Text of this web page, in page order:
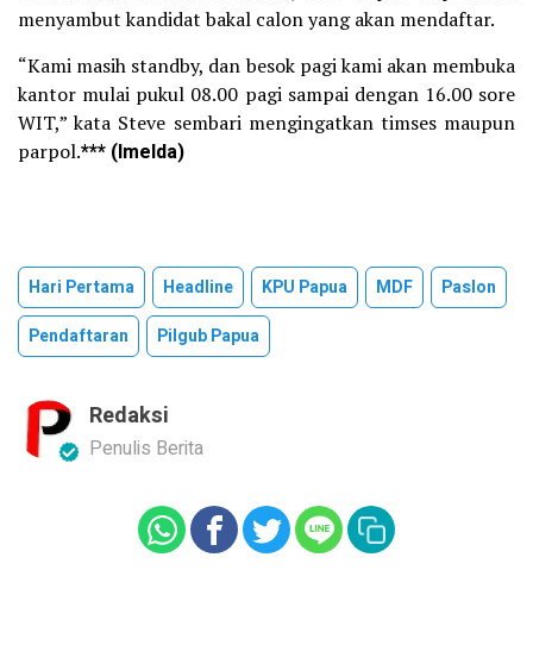
menyambut kandidat bakal calon yang akan mendaftar.
“Kami masih standby, dan besok pagi kami akan membuka
kantor mulai pukul 08.00 pagi sampai dengan 16.00 sore
WIT,” kata Steve sembari mengingatkan timses maupun
parpol.*** (Imelda)
Hari Pertama Headline KPU Papua MDF
Paslon
Pendaftaran
Pilgub Papua
Redaksi
Penulis Berita